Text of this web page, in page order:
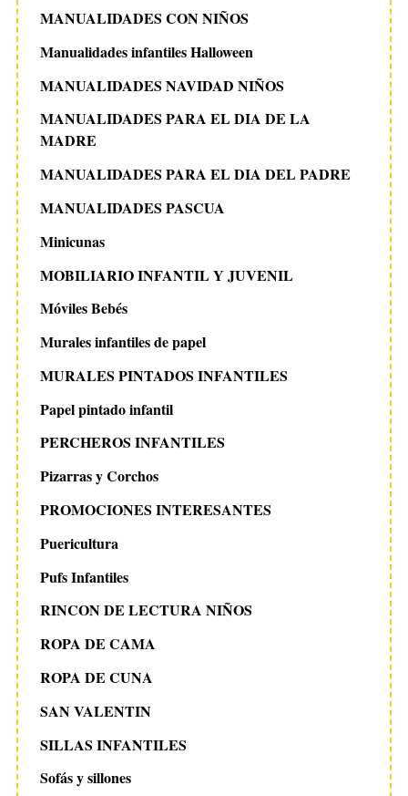
MANUALIDADES CON NIÑOS
Manualidades infantiles Halloween
MANUALIDADES NAVIDAD NIÑOS
MANUALIDADES PARA EL DIA DE LA
MADRE
MANUALIDADES PARA EL DIA DEL PADRE
MANUALIDADES PASCUA
Minicunas
MOBILIARIO INFANTIL Y JUVENIL
Móviles Bebés
Murales infantiles de papel
MURALES PINTADOS INFANTILES
Papel pintado infantil
PERCHEROS INFANTILES
Pizarras y Corchos
PROMOCIONES INTERESANTES
Puericultura
Pufs Infantiles
RINCON DE LECTURA NIÑOS
ROPA DE CAMA
ROPA DE CUNA
SAN VALENTIN
SILLAS INFANTILES
Sofás y sillones